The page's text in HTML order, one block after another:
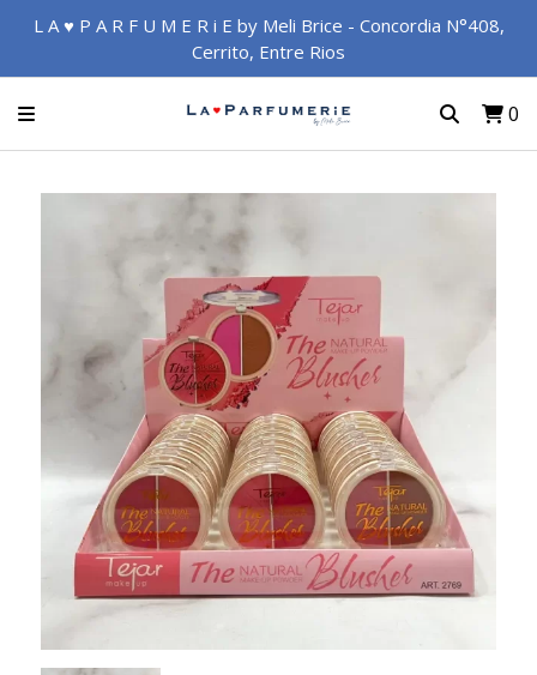
L A ♥ P A R F U M E R i E by Meli Brice - Concordia N°408,
Cerrito, Entre Rios
0